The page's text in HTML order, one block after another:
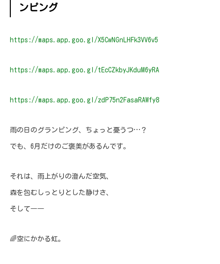
ンピング
https://maps.app.goo.gl/X5CwNGnLHFk3VV6v5
https://maps.app.goo.gl/tEcCZkbyJKduM6yRA
https://maps.app.goo.gl/zdP75n2FasaRAWfy8
雨の日のグランピング、ちょっと憂うつ…？
でも、6月だけのご褒美があるんです。
それは、雨上がりの澄んだ空気、
森を包むしっとりとした静けさ、
そして――
🌈空にかかる虹。